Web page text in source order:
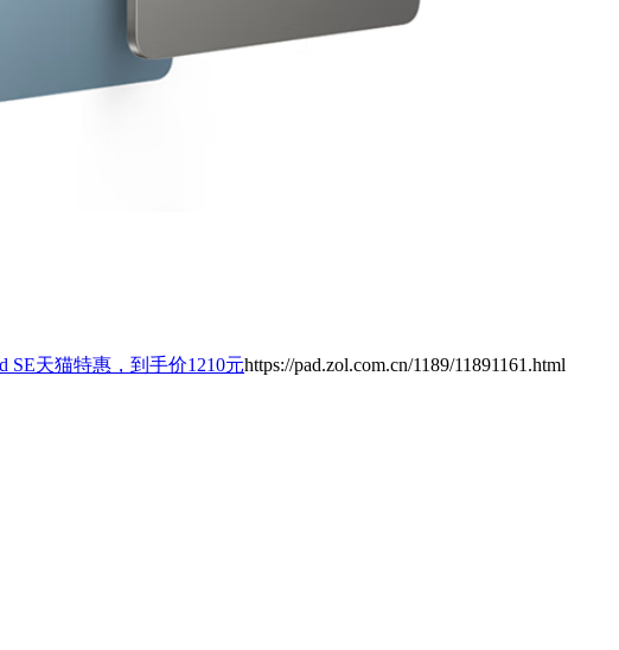
SE天猫特惠，到手价1210元https://pad.zol.com.cn/1189/11891161.html